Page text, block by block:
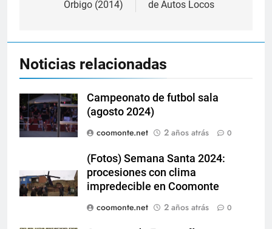
Órbigo (2014)
de Autos Locos
Noticias relacionadas
Campeonato de futbol sala
(agosto 2024)
coomonte.net
2 años atrás 0
(Fotos) Semana Santa 2024:
procesiones con clima
impredecible en Coomonte
coomonte.net
2 años atrás 0